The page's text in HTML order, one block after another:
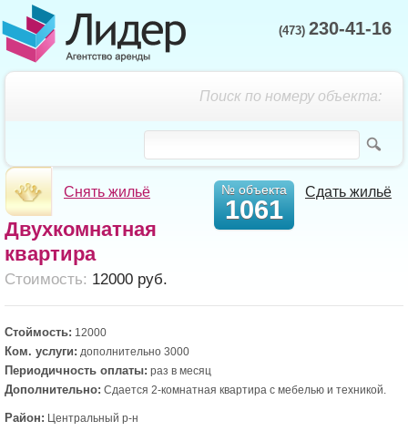
(473) 230-41-16
Поиск по номеру объекта:
Снять жильё Сдать жильё
№ объекта
1061
Двухкомнатная
квартира
Cтоимость: 12000 руб.
Стоймость: 12000
Ком. услуги: дополнительно 3000
Периодичность оплаты: раз в месяц
Дополнительно: Сдается 2-комнатная квартира с мебелью и техникой.
Район: Центральный р-н